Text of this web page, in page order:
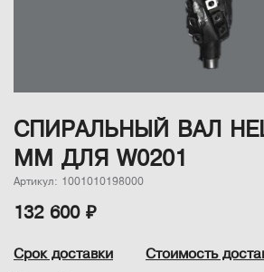
СПИРАЛЬНЫЙ ВАЛ
ММ ДЛЯ W0201
Артикул: 1001010198000
132 600 ₽
Срок доставки
Стоимость